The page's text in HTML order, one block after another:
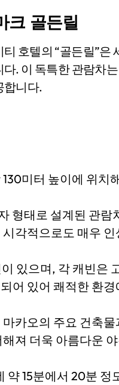
크 골든릴
호텔의 “골든릴”은
다. 이 독특한 관람차
합니다.
미터 높이에 위치
형태로 설계된 관
각적으로도 매우
이 있으며, 각 캐빈은
어 있어 쾌적한 환
카오의 주요 건축
져 더욱 아름다운
약 15분에서 20분